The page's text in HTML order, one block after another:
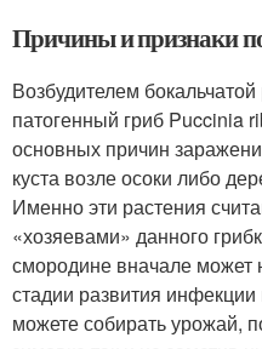
Причины и признаки
Возбудителем
патогенный гриб Puccinia
основных причин
куста возле осоки либо
Именно эти растения
«хозяевами» данного
смородине вначале может
стадии развития
можете собирать урожай,